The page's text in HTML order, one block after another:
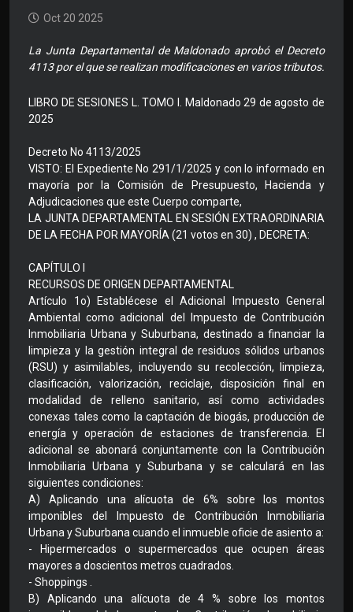
Oct 20 2025
La Junta Departamental de Maldonado aprobó el Decreto
4113 por el que se realizan modificaciones en varios tributos.
LIBRO DE SESIONES L. TOMO I. Maldonado 29 de agosto de
2025
Decreto No 4113/2025
VISTO: El Expediente No 291/1/2025 y con lo informado en
mayoría por la Comisión de Presupuesto, Hacienda y
Adjudicaciones que este Cuerpo comparte,
LA JUNTA DEPARTAMENTAL EN SESIÓN EXTRAORDINARIA
DE LA FECHA POR MAYORÍA (21 votos en 30) , DECRETA:
CAPÍTULO I
RECURSOS DE ORIGEN DEPARTAMENTAL
Artículo 1o) Establécese el Adicional Impuesto General
Ambiental como adicional del Impuesto de Contribución
Inmobiliaria Urbana y Suburbana, destinado a financiar la
limpieza y la gestión integral de residuos sólidos urbanos
(RSU) y asimilables, incluyendo su recolección, limpieza,
clasificación, valorización, reciclaje, disposición final en
modalidad de relleno sanitario, así como actividades
conexas tales como la captación de biogás, producción de
energía y operación de estaciones de transferencia. El
adicional se abonará conjuntamente con la Contribución
Inmobiliaria Urbana y Suburbana y se calculará en las
siguientes condiciones:
A) Aplicando una alícuota de 6% sobre los montos
imponibles del Impuesto de Contribución Inmobiliaria
Urbana y Suburbana cuando el inmueble oficie de asiento a:
- Hipermercados o supermercados que ocupen áreas
mayores a doscientos metros cuadrados.
- Shoppings .
B) Aplicando una alícuota de 4 % sobre los montos